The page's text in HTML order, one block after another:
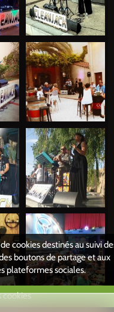
cookies destinés au suivi
boutons de partage et aux
plateformes sociales.
cookies